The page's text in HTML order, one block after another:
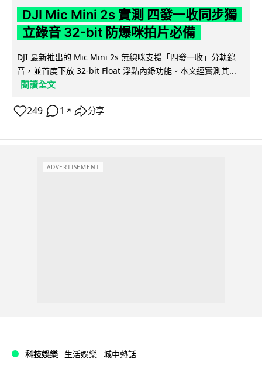
DJI Mic Mini 2s 實測 四發一收同步獨
立錄音 32-bit 防爆咪拍片必備
DJI 最新推出的 Mic Mini 2s 無線咪支援「四發一收」分軌錄
音，並首度下放 32-bit Float 浮點內錄功能。本文經實測其...
閱讀全文
249 1 ↗ 分享
ADVERTISEMENT
科技娛樂 生活娛樂 城中熱話